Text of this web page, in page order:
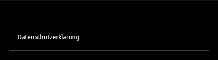
Datenschutzerklärung